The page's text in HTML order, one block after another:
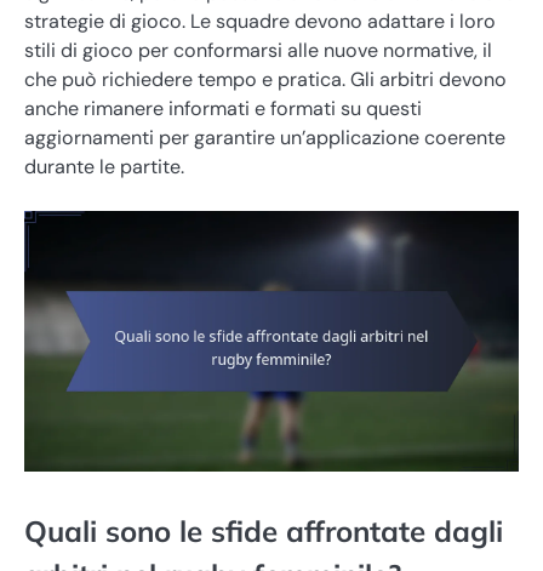
strategie di gioco. Le squadre devono adattare i loro
stili di gioco per conformarsi alle nuove normative, il
che può richiedere tempo e pratica. Gli arbitri devono
anche rimanere informati e formati su questi
aggiornamenti per garantire un’applicazione coerente
durante le partite.
Quali sono le sfide affrontate dagli